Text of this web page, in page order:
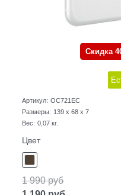
Скидка
Артикул: OC721EC
Размеры: 139 x 68 x 7
Вес: 0,07 кг.
Цвет
1 990 руб